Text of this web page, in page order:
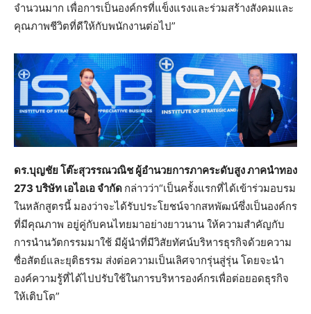
จำนวนมาก เพื่อการเป็นองค์กรที่แข็งแรงและร่วมสร้างสังคมและ
คุณภาพชีวิตที่ดีให้กับพนักงานต่อไป”
ดร.บุญชัย โต๊ะสุวรรณวณิช ผู้อำนวยการภาคระดับสูง ภาคนำทอง
273 บริษัท เอไอเอ จำกัด กล่าวว่า“เป็นครั้งแรกที่ได้เข้าร่วมอบรม
ในหลักสูตรนี้ มองว่าจะได้รับประโยชน์จากสหพัฒน์ซึ่งเป็นองค์กร
ที่มีคุณภาพ อยู่คู่กับคนไทยมาอย่างยาวนาน ให้ความสำคัญกับ
การนำนวัตกรรมมาใช้ มีผู้นำที่มีวิสัยทัศน์บริหารธุรกิจด้วยความ
ซื่อสัตย์และยุติธรรม ส่งต่อความเป็นเลิศจากรุ่นสู่รุ่น โดยจะนำ
องค์ความรู้ที่ได้ไปปรับใช้ในการบริหารองค์กรเพื่อต่อยอดธุรกิจ
ให้เติบโต”